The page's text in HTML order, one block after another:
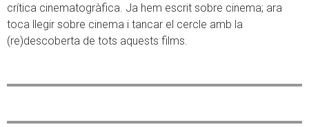
crítica cinematogràfica. Ja hem escrit sobre cinema; ara
toca llegir sobre cinema i tancar el cercle amb la
(re)descoberta de tots aquests films.